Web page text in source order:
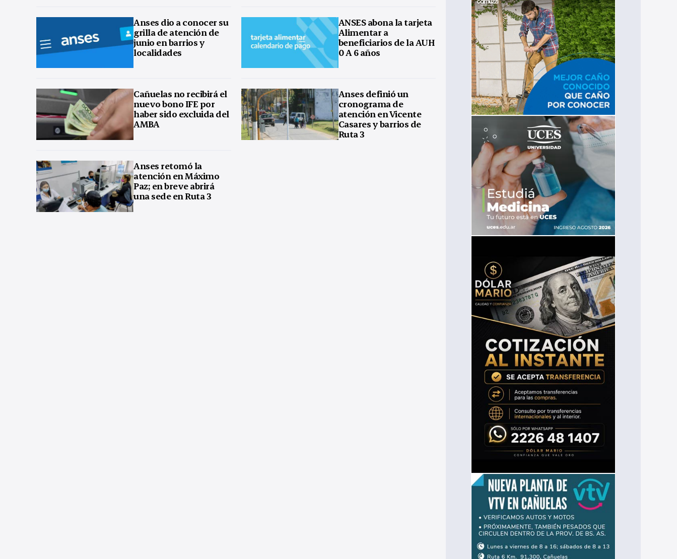
Anses dio a conocer su
grilla de atención de
junio en barrios y
localidades
ANSES abona la tarjeta
Alimentar a
beneficiarios de la AUH
0 A 6 años
Cañuelas no recibirá el
nuevo bono IFE por
haber sido excluida del
AMBA
Anses definió un
cronograma de
atención en Vicente
Casares y barrios de
Ruta 3
Anses retomó la
atención en Máximo
Paz; en breve abrirá
una sede en Ruta 3